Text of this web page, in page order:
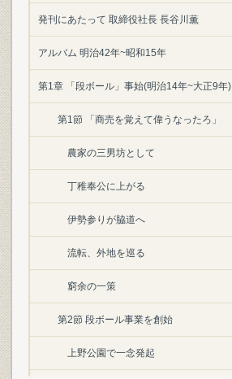
発刊にあたって 取締役社長 長谷川薫
アルバム 明治42年~昭和15年
第1章 「段ボール」事始(明治14年~大正9年)
第1節 「商売を覚えて偉うなったろ」
農家の三男坊として
丁稚奉公に上がる
伊勢参りが脇道へ
流転、外地を巡る
窮余の一策
第2節 段ボール事業を創始
上野公園で一念発起